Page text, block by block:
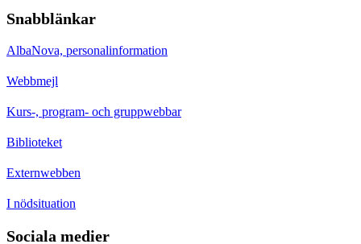
Snabblänkar
AlbaNova, personalinformation
Webbmejl
Kurs-, program- och gruppwebbar
Biblioteket
Externwebben
I nödsituation
Sociala medier